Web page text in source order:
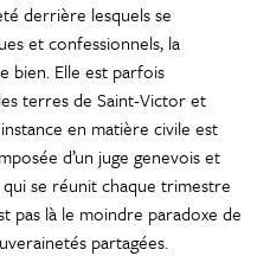
derrière lesquels se
et confessionnels, la
bien. Elle est parfois
terres de Saint-Victor et
en matière civile est
d’un juge genevois et
qui se réunit chaque trimestre
pas là le moindre paradoxe de
partagées.